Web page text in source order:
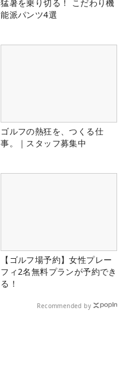
猛暑を乗り切る！ こだわり機
能派パンツ4選
ゴルフの熱狂を、つくる仕
事。｜スタッフ募集中
【ゴルフ場予約】女性プレー
フィ2名無料プランが予約でき
る！
Recommended by